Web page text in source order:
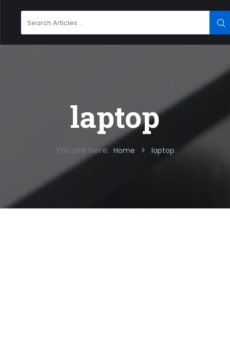
for:
laptop
You are here: Home laptop